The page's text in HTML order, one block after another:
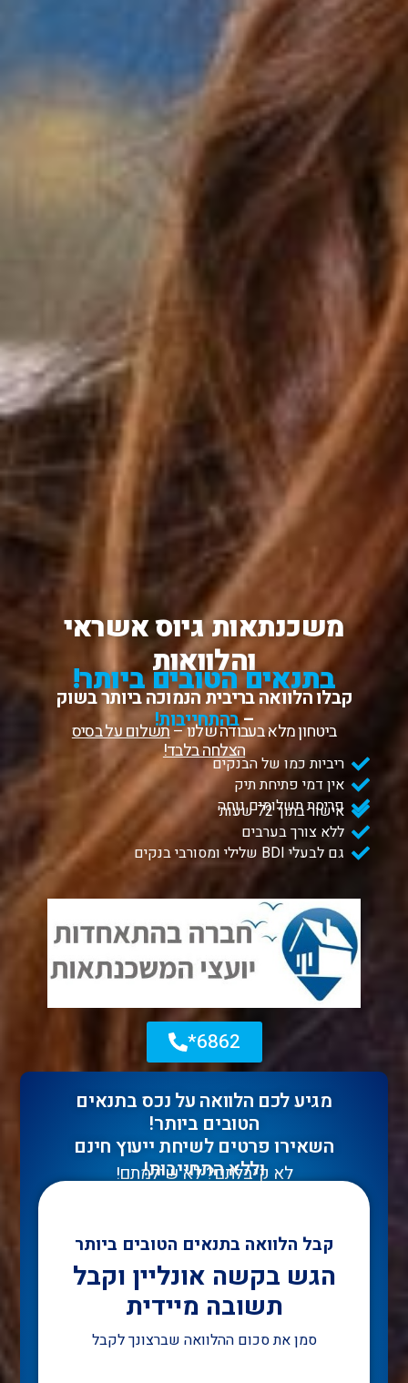
משכנתאות גיוס אשראי
והלוואות
בתנאים הטובים ביותר!
קבלו הלוואה בריבית הנמוכה ביותר בשוק
–בהתחייבות!
ביטחון מלא בעבודה שלנו –תשלום על בסיס
הצלחה בלבד!
ריביות כמו של הבנקים
אין דמי פתיחת תיק
פריסת תשלומים נוחה
אישור בתוך 72 שעות
ללא צורך בערבים
גם לבעלי BDI שלילי ומסורבי בנקים
6862*
מגיע לכם הלוואה על נכס בתנאים
הטובים ביותר!
השאירו פרטים לשיחת ייעוץ חינם
וללא התחייבות!
לא קיבלתם? לא שילמתם!
קבל הלוואה בתנאים הטובים ביותר
הגש בקשה אונליין וקבל
תשובה מיידית
סמן את סכום ההלוואה שברצונך לקבל